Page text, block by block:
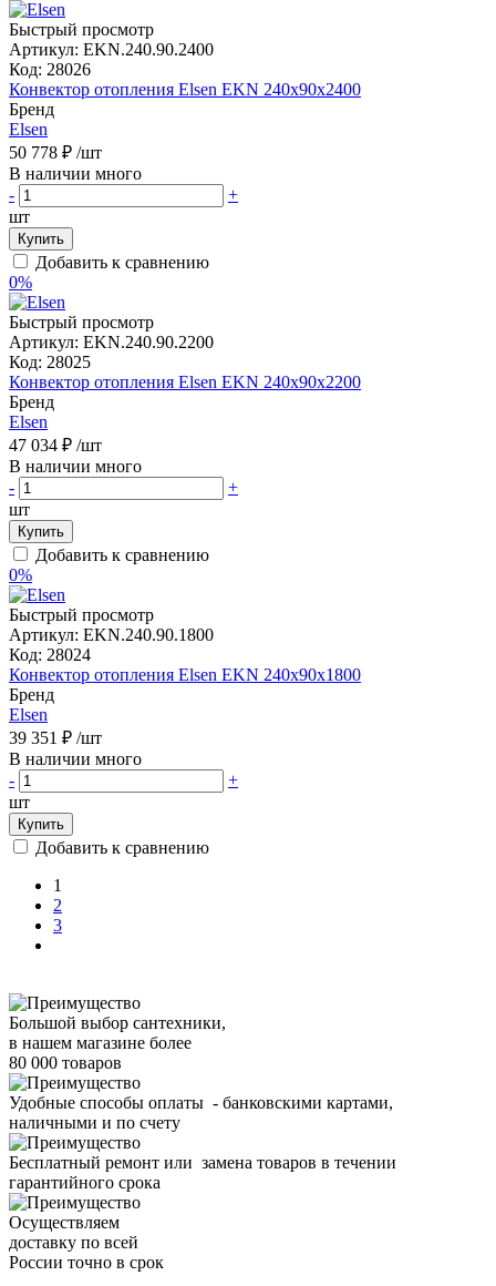
Быстрый просмотр
Артикул: EKN.240.90.2400
Код: 28026
Конвектор отопления Elsen EKN 240х90х2400
Бренд
Elsen
50 778 ₽ /шт
В наличии много
-
+
шт
Купить
Добавить к сравнению
0%
Быстрый просмотр
Артикул: EKN.240.90.2200
Код: 28025
Конвектор отопления Elsen EKN 240х90х2200
Бренд
Elsen
47 034 ₽ /шт
В наличии много
-
+
шт
Купить
Добавить к сравнению
0%
Быстрый просмотр
Артикул: EKN.240.90.1800
Код: 28024
Конвектор отопления Elsen EKN 240х90х1800
Бренд
Elsen
39 351 ₽ /шт
В наличии много
-
+
шт
Купить
Добавить к сравнению
1
2
3
Большой выбор сантехники,
в нашем магазине более
80 000 товаров
Удобные способы оплаты - банковскими картами,
наличными и по счету
Бесплатный ремонт или замена товаров в течении
гарантийного срока
Осуществляем
доставку по всей
России точно в срок